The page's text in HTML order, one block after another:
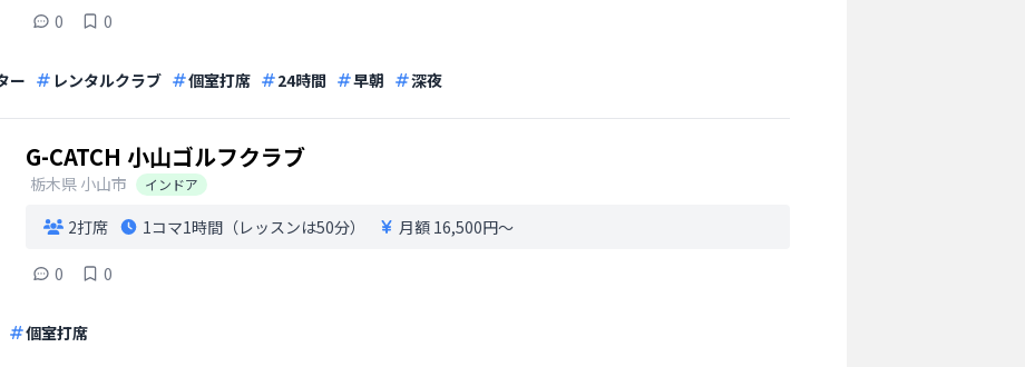
0 0
ー レンタルクラブ 個室打席 24時間 早朝 深夜
G-CATCH 小山ゴルフクラブ
栃木県 小山市 インドア
2打席 1コマ1時間（レッスンは50分） 月額 16,500円〜
0 0
個室打席